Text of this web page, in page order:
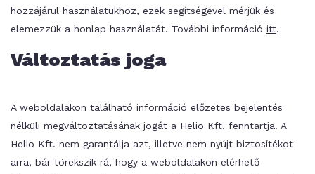
hozzájárul használatukhoz, ezek segítségével mérjük és
elemezzük a honlap használatát. További információ itt.
Változtatás joga
A weboldalakon található információ előzetes bejelentés
nélküli megváltoztatásának jogát a Helio Kft. fenntartja. A
Helio Kft. nem garantálja azt, illetve nem nyújt biztosítékot
arra, bár törekszik rá, hogy a weboldalakon elérhető